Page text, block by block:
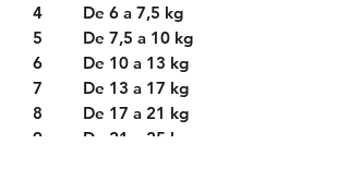
4
De 6 a 7,5 kg
5
De 7,5 a 10 kg
6
De 10 a 13 kg
7
De 13 a 17 kg
8
De 17 a 21 kg
9
De 21 a 25 kg